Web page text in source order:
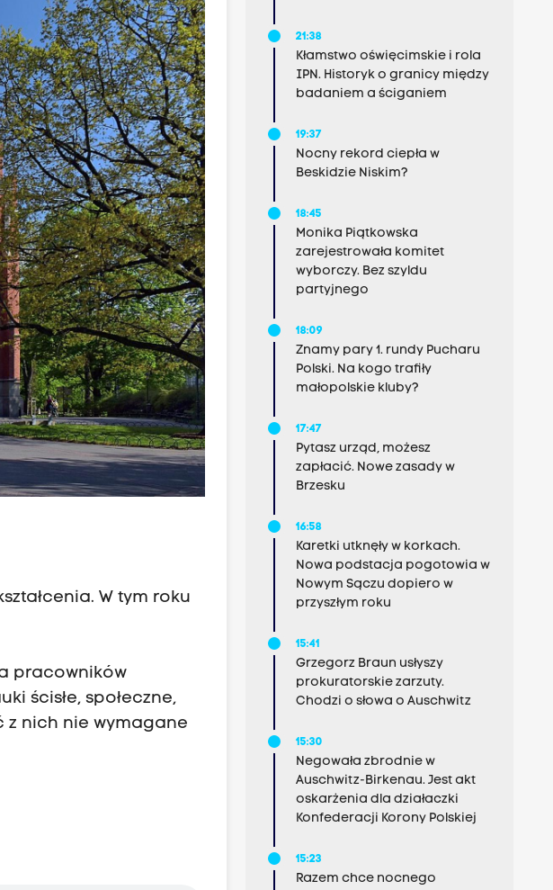
W tym roku
pracowników
ścisłe, społeczne,
z nich nie wymagane
21:38
Kłamstwo oświęcimskie i rola
IPN. Historyk o granicy między
badaniem a ściganiem
19:37
Nocny rekord ciepła w
Beskidzie Niskim?
18:45
Monika Piątkowska
zarejestrowała komitet
wyborczy. Bez szyldu
partyjnego
18:09
Znamy pary 1. rundy Pucharu
Polski. Na kogo trafiły
małopolskie kluby?
17:47
Pytasz urząd, możesz
zapłacić. Nowe zasady w
Brzesku
16:58
Karetki utknęły w korkach.
Nowa podstacja pogotowia w
Nowym Sączu dopiero w
przyszłym roku
15:41
Grzegorz Braun usłyszy
prokuratorskie zarzuty.
Chodzi o słowa o Auschwitz
15:30
Negowała zbrodnie w
Auschwitz-Birkenau. Jest akt
oskarżenia dla działaczki
Konfederacji Korony Polskiej
15:23
Razem chce nocnego